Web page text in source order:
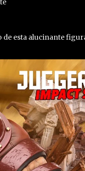
esta alucinante